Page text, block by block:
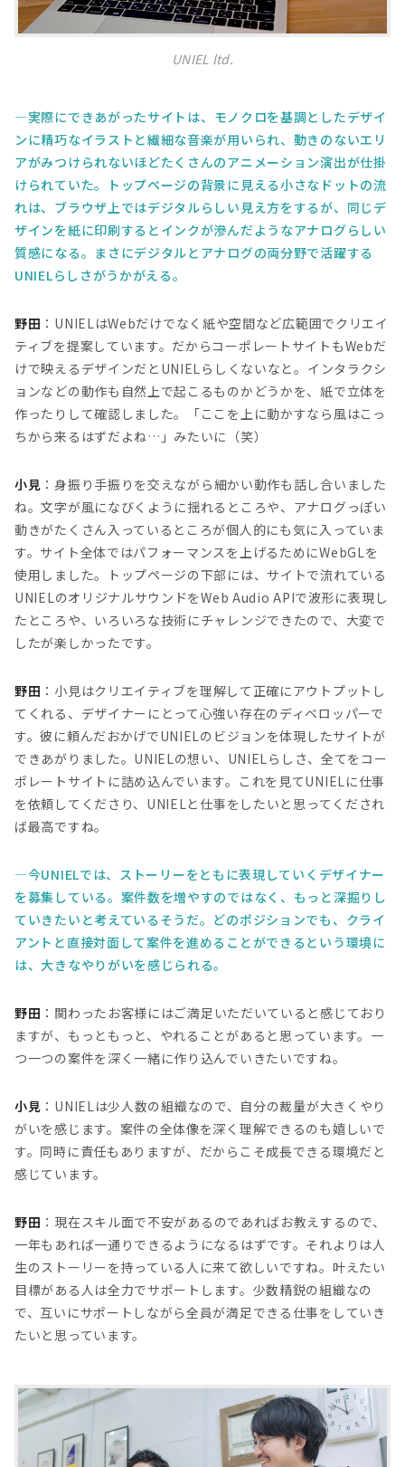
UNIEL ltd.
実際にできあがったサイトは、モノクロを基調としたデザイ
ンに精巧なイラストと繊細な音楽が用いられ、動きのないエリ
アがみつけられないほどたくさんのアニメーション演出が仕掛
けられていた。トップページの背景に見える小さなドットの流
れは、ブラウザ上ではデジタルらしい見え方をするが、同じデ
ザインを紙に印刷するとインクが滲んだようなアナログらしい
質感になる。まさにデジタルとアナログの両分野で活躍する
UNIELらしさがうかがえる。
野田 ：UNIELはWebだけでなく紙や空間など広範囲でクリエイ
ティブを提案しています。だからコーポレートサイトもWebだ
けで映えるデザインだとUNIELらしくないなと。インタラクシ
ョンなどの動作も自然上で起こるものかどうかを、紙で立体を
作ったりして確認しました。「ここを上に動かすなら風はこっ
ちから来るはずだよね…」みたいに（笑）
小見 ：身振り手振りを交えながら細かい動作も話し合いました
ね。文字が風になびくように揺れるところや、アナログっぽい
動きがたくさん入っているところが個人的にも気に入っていま
す。サイト全体ではパフォーマンスを上げるためにWebGLを
使用しました。トップページの下部には、サイトで流れている
UNIELのオリジナルサウンドをWeb Audio APIで波形に表現し
たところや、いろいろな技術にチャレンジできたので、大変で
したが楽しかったです。
野田 ：小見はクリエイティブを理解して正確にアウトプットし
てくれる、デザイナーにとって心強い存在のディベロッパーで
す。彼に頼んだおかげでUNIELのビジョンを体現したサイトが
できあがりました。UNIELの想い、UNIELらしさ、全てをコー
ポレートサイトに詰め込んでいます。これを見てUNIELに仕事
を依頼してくださり、UNIELと仕事をしたいと思ってくだされ
ば最高ですね。
今UNIELでは、ストーリーをともに表現していくデザイナー
を募集している。案件数を増やすのではなく、もっと深掘りし
ていきたいと考えているそうだ。どのポジションでも、クライ
アントと直接対面して案件を進めることができるという環境に
は、大きなやりがいを感じられる。
野田 ：関わったお客様にはご満足いただいていると感じており
ますが、もっともっと、やれることがあると思っています。一
つ一つの案件を深く一緒に作り込んでいきたいですね。
小見 ：UNIELは少人数の組織なので、自分の裁量が大きくやり
がいを感じます。案件の全体像を深く理解できるのも嬉しいで
す。同時に責任もありますが、だからこそ成長できる環境だと
感じています。
野田 ：現在スキル面で不安があるのであればお教えするので、
一年もあれば一通りできるようになるはずです。それよりは人
生のストーリーを持っている人に来て欲しいですね。叶えたい
目標がある人は全力でサポートします。少数精鋭の組織なの
で、互いにサポートしながら全員が満足できる仕事をしていき
たいと思っています。